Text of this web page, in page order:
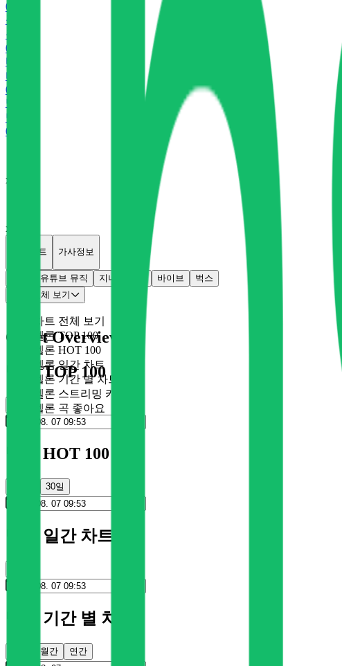
0
플
플로
0
바
바이브
0
벅
벅스
0
x
x
개별차트 가사정보
유튜브 뮤직 지니 바이브
벅스
차트 전체 보기
차트 전체 보기
멜론 TOP 100
멜론 HOT 100
멜론 일간 차트
멜론 기간 별 차트
멜론 스트리밍 카드
멜론 곡 좋아요
Chart Overview
멜론 TOP 100
멜론 HOT 100
30일
멜론 일간 차트
멜론 기간 별 차트
월간 연간